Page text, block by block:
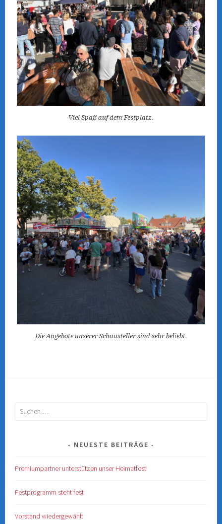
Viel Spaß auf dem Festplatz.
Die Angebote unserer Schausteller sind sehr beliebt.
Suchen
NEUESTE BEITRÄGE
Premiumpartner unterstützen unser Heimatfest
Festprogramm steht fest
Vorstand wiedergewählt